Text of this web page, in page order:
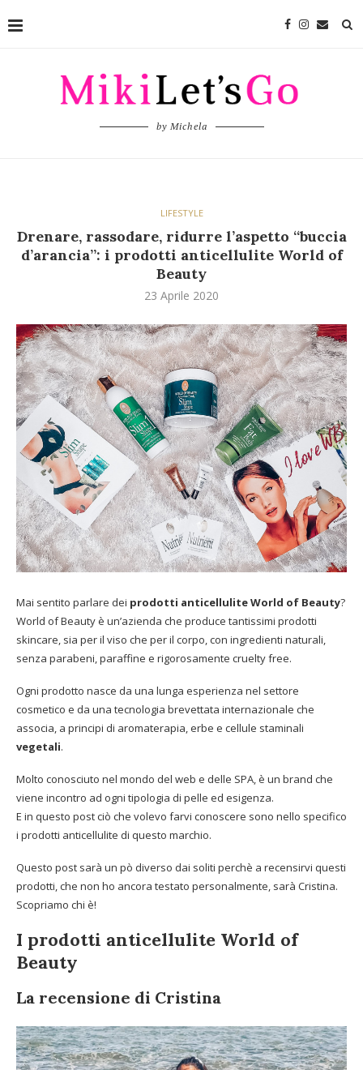
by Michela
LIFESTYLE
Drenare, rassodare, ridurre l’aspetto “buccia
d’arancia”: i prodotti anticellulite World of
Beauty
23 Aprile 2020
Mai sentito parlare dei prodotti anticellulite World of Beauty?
World of Beauty è un’azienda che produce tantissimi prodotti
skincare, sia per il viso che per il corpo, con ingredienti naturali,
senza parabeni, paraffine e rigorosamente cruelty free.
Ogni prodotto nasce da una lunga esperienza nel settore
cosmetico e da una tecnologia brevettata internazionale che
associa, a principi di aromaterapia, erbe e cellule staminali
vegetali.
Molto conosciuto nel mondo del web e delle SPA, è un brand che
viene incontro ad ogni tipologia di pelle ed esigenza.
E in questo post ciò che volevo farvi conoscere sono nello specifico
i prodotti anticellulite di questo marchio.
Questo post sarà un pò diverso dai soliti perchè a recensirvi questi
prodotti, che non ho ancora testato personalmente, sarà Cristina.
Scopriamo chi è!
I prodotti anticellulite World of
Beauty
La recensione di Cristina